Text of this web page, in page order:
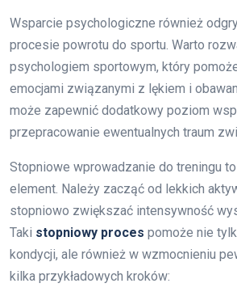
Wsparcie psychologiczne również
procesie powrotu do sportu. Warto
psychologiem sportowym, który
emocjami związanymi z lękiem i
może zapewnić dodatkowy poziom
przepracowanie ewentualnych traum
Stopniowe wprowadzanie do treningu
element. Należy zacząć od lekkich
stopniowo zwiększać intensywność
Taki stopniowy proces pomoże nie
kondycji, ale również w wzmocnieniu
kilka przykładowych kroków: